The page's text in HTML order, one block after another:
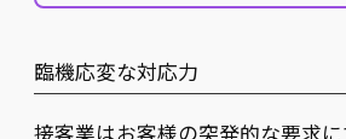
臨機応変な対応力